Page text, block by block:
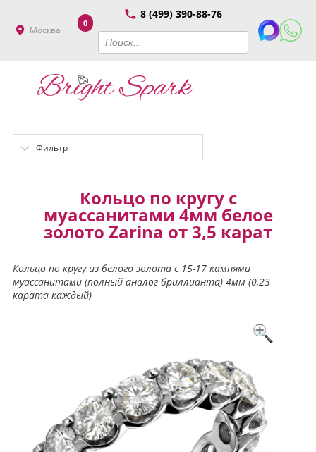
Москва
8 (499) 390-88-76
0
Фильтр
Кольцо по кругу с
муассанитами 4мм белое
золото Zarina от 3,5 карат
Кольцо по кругу из белого золота с 15-17 камнями
муассанитами (полный аналог бриллианта) 4мм (0,23
карата каждый)